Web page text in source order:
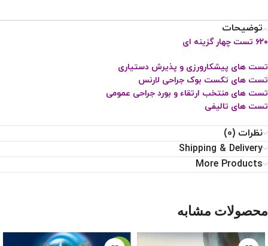
توضیحات
۶۲۰ تست چهار گزینه ای
تست های پیشکارورزی و پذیرش دستیاری
تست های تکست بوک جراحی لارنس
تست های منتخب ارتقاء و بورد جراحی عمومی
تست های تالیفی
نظرات (0)
Shipping & Delivery
More Products
محصولات مشابه